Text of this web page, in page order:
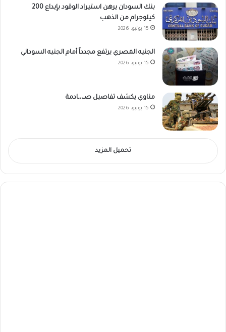
بنك السودان يرهن استيراد الوقود بإيداع 200
كيلوجرام من الذهب
15 يونيو، 2026
الجنيه المصري يرتفع مجدداً أمام الجنيه السوداني
15 يونيو، 2026
مناوي يكشف تفاصيل صـ،،ـادمة
15 يونيو، 2026
تحميل المزيد